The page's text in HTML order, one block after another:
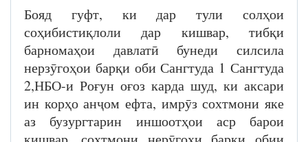
Бояд гуфт, ки дар тули солҳои
соҳибистиқлоли дар кишвар, тибқи
барномаҳои давлатӣ бунеди силсила
нерзӯгоҳои барқи оби Сангтуда 1 Сангтуда
2,НБО-и Роғун оғоз карда шуд, ки аксари
ин корҳо анҷом ефта, имрӯз сохтмони яке
аз бузургтарин иншоотҳои аср барои